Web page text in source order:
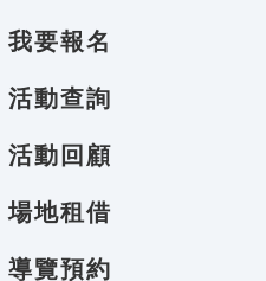
我要報名
活動查詢
活動回顧
場地租借
導覽預約